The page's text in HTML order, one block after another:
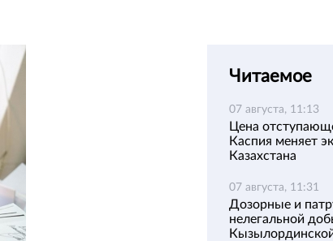
Читаемое
07 августа, 11:13
Цена
Каспия меняет
Казахстана
07 августа, 11:31
Дозорные и
нелегальной